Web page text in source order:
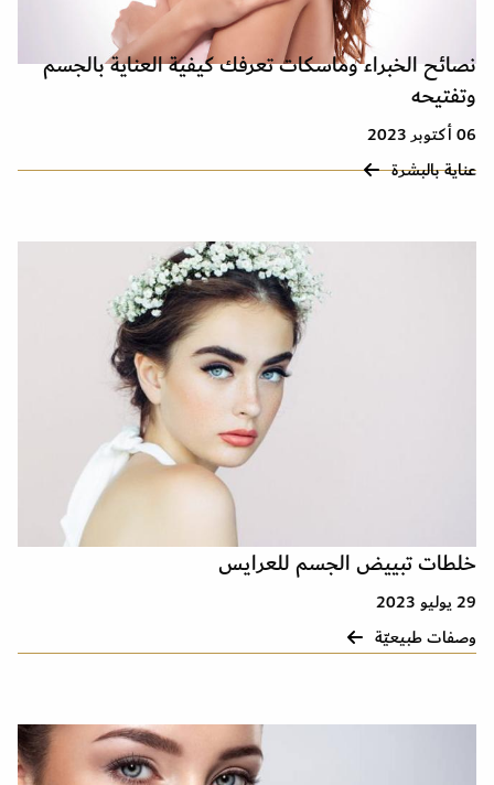
نصائح الخبراء وماسكات تعرفك كيفية العناية بالجسم
وتفتيحه
06 أكتوبر 2023
عناية بالبشرة
خلطات تبييض الجسم للعرايس
29 يوليو 2023
وصفات طبيعيّة